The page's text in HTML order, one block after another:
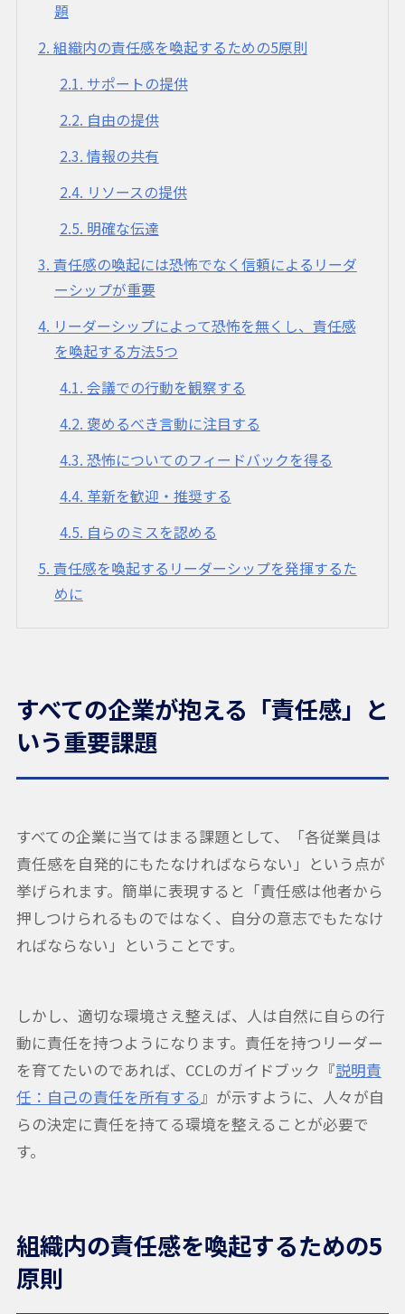
題
2 組織内の責任感を喚起するための5原則
2.1 サポートの提供
2.2 自由の提供
2.3 情報の共有
2.4 リソースの提供
2.5 明確な伝達
3 責任感の喚起には恐怖でなく信頼によるリーダ
ーシップが重要
4 リーダーシップによって恐怖を無くし、責任感
を喚起する方法5つ
4.1 会議での行動を観察する
4.2 褒めるべき言動に注目する
4.3 恐怖についてのフィードバックを得る
4.4 革新を歓迎・推奨する
4.5 自らのミスを認める
5 責任感を喚起するリーダーシップを発揮するた
めに
すべての企業が抱える「責任感」と
いう重要課題
すべての企業に当てはまる課題として、「各従業員は
責任感を自発的にもたなければならない」という点が
挙げられます。簡単に表現すると「責任感は他者から
押しつけられるものではなく、自分の意志でもたなけ
ればならない」ということです。
しかし、適切な環境さえ整えば、人は自然に自らの行
動に責任を持つようになります。責任を持つリーダー
を育てたいのであれば、CCLのガイドブック『説明責
任：自己の責任を所有する 』が示すように、人々が自
らの決定に責任を持てる環境を整えることが必要で
す。
組織内の責任感を喚起するための5
原則